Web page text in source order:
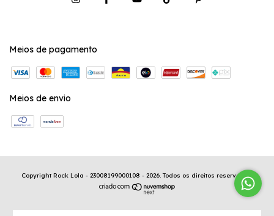
Meios de pagamento
Meios de envio
Copyright Rock Lola - 23008199000108 - 2026. Todos os direitos reservados.